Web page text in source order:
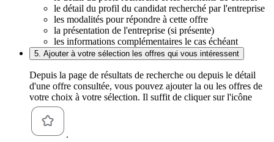
le détail du profil du candidat recherché par l'entreprise
les modalités pour répondre à cette offre
la présentation de l'entreprise (si présente)
les informations complémentaires le cas échéant
5. Ajouter à votre sélection les offres qui vous intéressent
Depuis la page de résultats de recherche ou depuis le détail
d'une offre consultée, vous pouvez ajouter la ou les offres de
votre choix à votre sélection. Il suffit de cliquer sur l'icône
.